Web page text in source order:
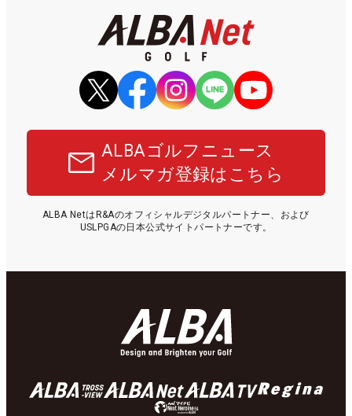
ALBAゴルフニュース
メルマガ登録はこちら
ALBA NetはR&Aのオフィシャルデジタルパートナー、および
USLPGAの日本公式サイトパートナーです。